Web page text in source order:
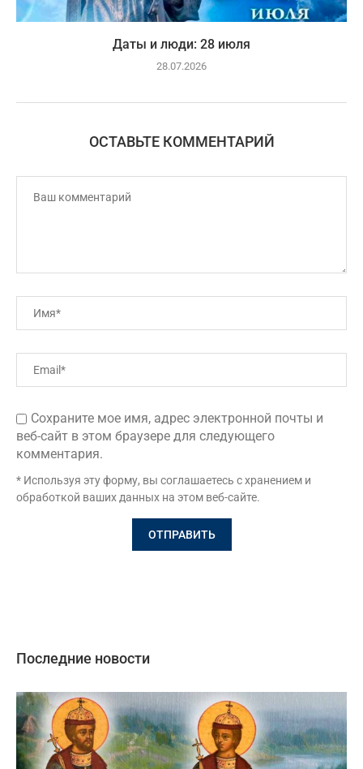
Даты и люди: 28 июля
28.07.2026
ОСТАВЬТЕ КОММЕНТАРИЙ
Сохраните мое имя, адрес электронной почты и
веб-сайт в этом браузере для следующего
комментария.
* Используя эту форму, вы соглашаетесь с хранением и
обработкой ваших данных на этом веб-сайте.
Последние новости